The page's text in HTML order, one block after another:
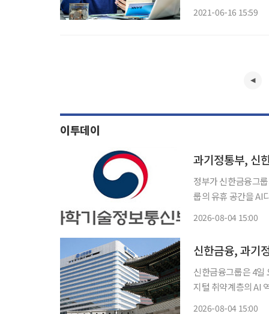
2021-06-16 15:59
이투데이
과기정통부, 신
정부가 신한금융그
룹의 유휴 공간을 AI
2026-08-04 15:00
신한금융, 과기
신한금융그룹은 4일
지털 취약계층의 AI
2026-08-04 15:00